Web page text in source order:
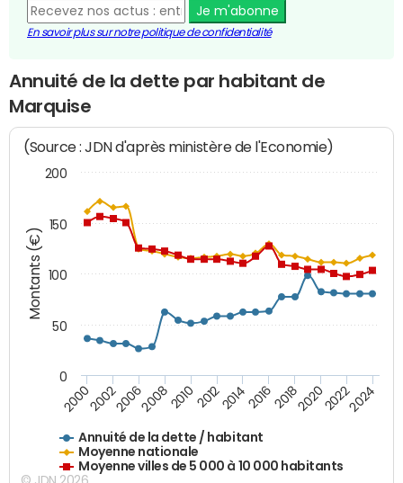
Je m'abonne
En savoir plus sur notre politique de confidentialité
Annuité de la dette par habitant de
Marquise
Montants (€)
(Source : JDN d'après ministère de l'Economie)
Annuité de la dette / habitant
Moyenne nationale
Moyenne villes de 5 000 à 10 000 habitants
200020022006200820102012201420162018202020222024
0
50
100
150
200
© JDN 2026